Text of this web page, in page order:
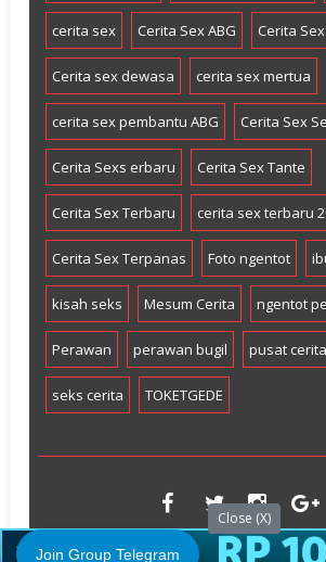
cerita sex Cerita Sex ABG Cerita
Cerita sex dewasa cerita sex mertua
cerita sex pembantu ABG Cerita Sex
Cerita Sexs erbaru Cerita Sex Tante
Cerita Sex Terbaru cerita sex terbaru
Cerita Sex Terpanas Foto ngentot
kisah seks Mesum Cerita ngentot
Perawan perawan bugil pusat
seks cerita TOKETGEDE
Close (X)
Join Group Telegram